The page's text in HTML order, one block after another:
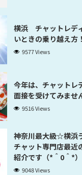
横浜 チャットレディ 『
いときの乗り越え方
9577 Views
今年は、チャットレ
面接を受けてみませ
9516 Views
神奈川最大級☆横浜
チャット専門店最近
紹介です（*＾0＾*）
9048 Views